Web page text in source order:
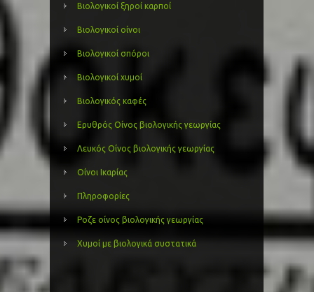
Βιολογικοί ξηροί καρποί
Βιολογικοί οίνοι
Βιολογικοί σπόροι
Βιολογικοί χυμοί
Βιολογικός καφές
Ερυθρός Οίνος βιολογικής γεωργίας
Λευκός Οίνος βιολογικής γεωργίας
Οίνοι Ικαρίας
Πληροφορίες
Ροζε οίνος βιολογικής γεωργίας
Χυμοί με βιολογικά συστατικά